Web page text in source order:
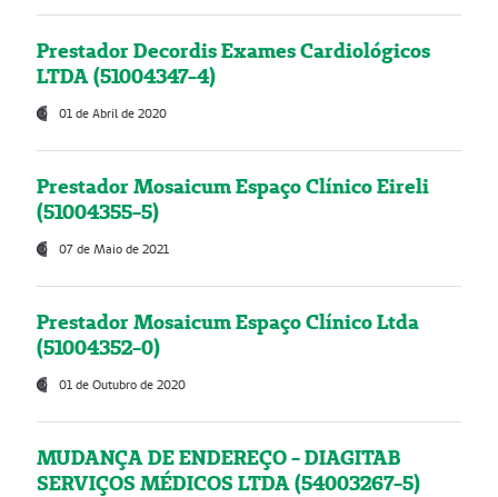
Prestador Decordis Exames Cardiológicos
LTDA (51004347-4)
01 de Abril de 2020
Prestador Mosaicum Espaço Clínico Eireli
(51004355-5)
07 de Maio de 2021
Prestador Mosaicum Espaço Clínico Ltda
(51004352-0)
01 de Outubro de 2020
MUDANÇA DE ENDEREÇO - DIAGITAB
SERVIÇOS MÉDICOS LTDA (54003267-5)